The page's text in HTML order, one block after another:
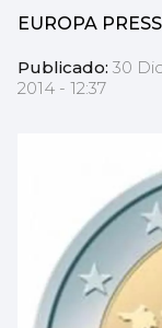
EUROPA PRESS
Publicado: 30
2014 - 12:37